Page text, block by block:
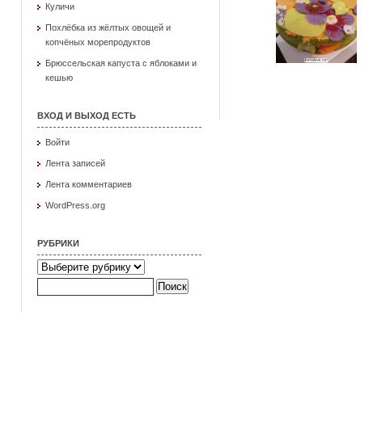
Куличи
Похлёбка из жёлтых овощей и
копчёных морепродуктов
Брюссельская капуста с яблоками и
кешью
ВХОД И ВЫХОД ЕСТЬ
Войти
Лента записей
Лента комментариев
WordPress.org
РУБРИКИ
Рубрики
Найти: